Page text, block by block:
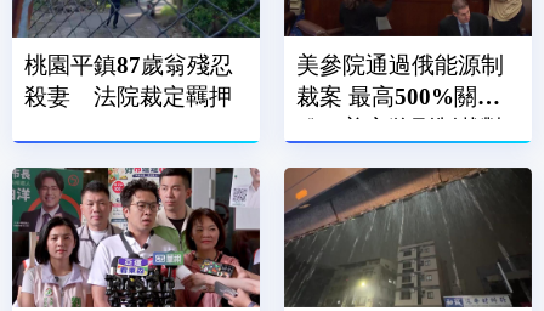
桃園平鎮87歲翁殘忍
殺妻 法院裁定羈押
美參院通過俄能源制
裁案 最高500%關
稅！普亭將列制裁對